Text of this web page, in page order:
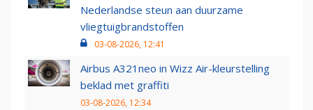
Nederlandse steun aan duurzame
vliegtuigbrandstoffen
03-08-2026, 12:41
Airbus A321neo in Wizz Air-kleurstelling
beklad met graffiti
03-08-2026, 12:34